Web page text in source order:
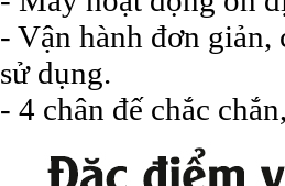
- Vận hành đơn giản,
sử dụng.
- 4 chân đế chắc